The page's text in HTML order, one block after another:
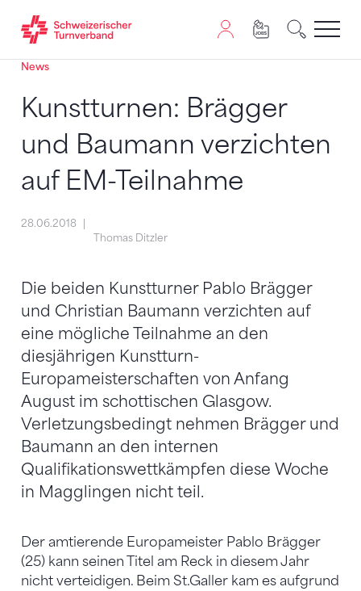
Zum Inhalt springen
Zur Sitemap navigieren
Zum Navigieren dieser Seite wird JavaScript benötigt.
News
Kunstturnen: Brägger
und Baumann verzichten
auf EM-Teilnahme
28.06.2018
Thomas Ditzler
Die beiden Kunstturner Pablo Brägger
und Christian Baumann verzichten auf
eine mögliche Teilnahme an den
diesjährigen Kunstturn-
Europameisterschaften von Anfang
August im schottischen Glasgow.
Verletzungsbedingt nehmen Brägger und
Baumann an den internen
Qualifikationswettkämpfen diese Woche
in Magglingen nicht teil.
Der amtierende Europameister Pablo Brägger
(25) kann seinen Titel am Reck in diesem Jahr
nicht verteidigen. Beim St.Galler kam es aufgrund